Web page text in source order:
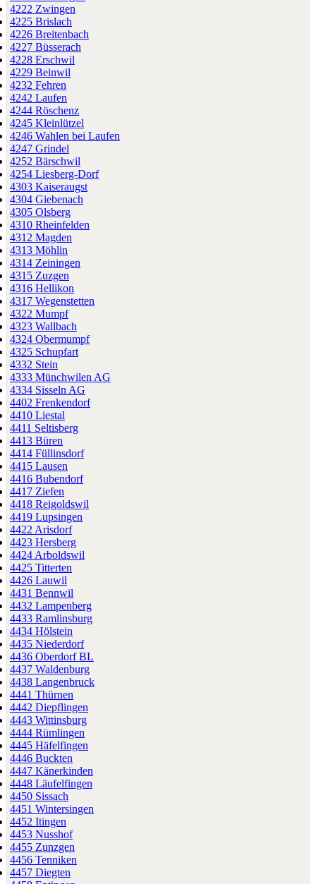
4222 Zwingen
4225 Brislach
4226 Breitenbach
4227 Büsserach
4228 Erschwil
4229 Beinwil
4232 Fehren
4242 Laufen
4244 Röschenz
4245 Kleinlützel
4246 Wahlen bei Laufen
4247 Grindel
4252 Bärschwil
4254 Liesberg-Dorf
4303 Kaiseraugst
4304 Giebenach
4305 Olsberg
4310 Rheinfelden
4312 Magden
4313 Möhlin
4314 Zeiningen
4315 Zuzgen
4316 Hellikon
4317 Wegenstetten
4322 Mumpf
4323 Wallbach
4324 Obermumpf
4325 Schupfart
4332 Stein
4333 Münchwilen AG
4334 Sisseln AG
4402 Frenkendorf
4410 Liestal
4411 Seltisberg
4413 Büren
4414 Füllinsdorf
4415 Lausen
4416 Bubendorf
4417 Ziefen
4418 Reigoldswil
4419 Lupsingen
4422 Arisdorf
4423 Hersberg
4424 Arboldswil
4425 Titterten
4426 Lauwil
4431 Bennwil
4432 Lampenberg
4433 Ramlinsburg
4434 Hölstein
4435 Niederdorf
4436 Oberdorf BL
4437 Waldenburg
4438 Langenbruck
4441 Thürnen
4442 Diepflingen
4443 Wittinsburg
4444 Rümlingen
4445 Häfelfingen
4446 Buckten
4447 Känerkinden
4448 Läufelfingen
4450 Sissach
4451 Wintersingen
4452 Itingen
4453 Nusshof
4455 Zunzgen
4456 Tenniken
4457 Diegten